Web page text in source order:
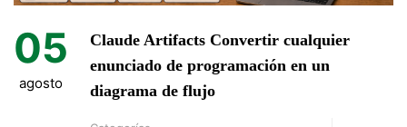
05
agosto
Claude Artifacts Convertir cualquier
enunciado de programación en un
diagrama de flujo